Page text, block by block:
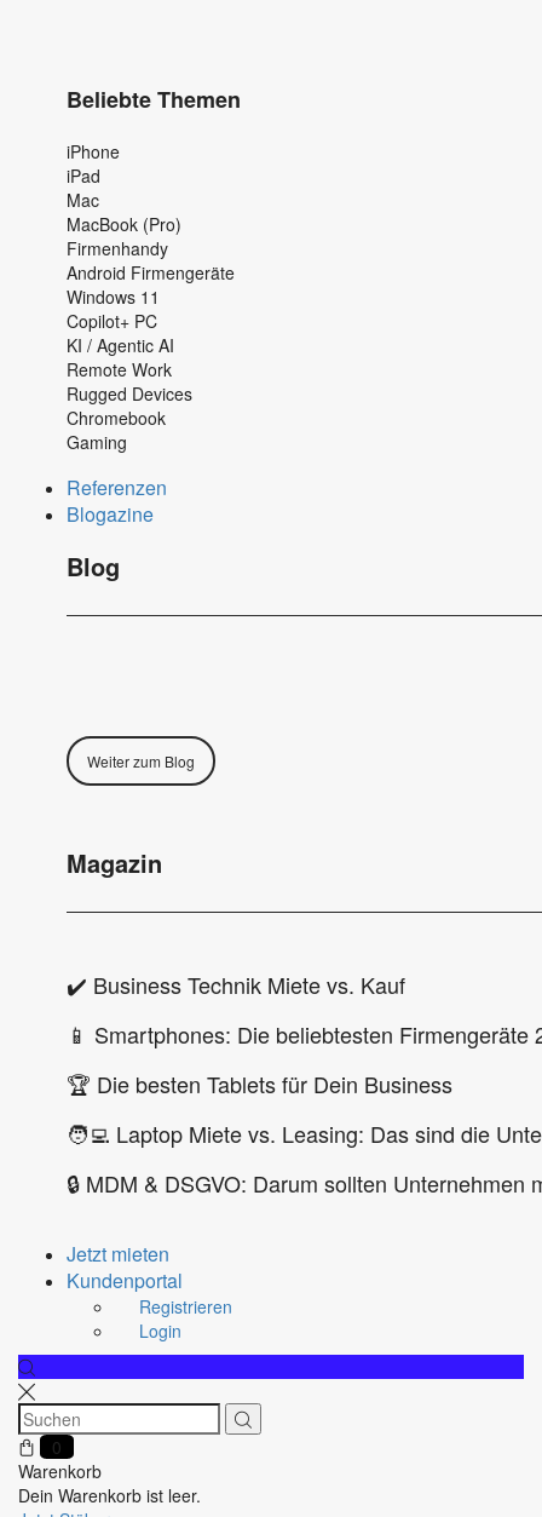
Beliebte Themen
iPhone
iPad
Mac
MacBook (Pro)
Firmenhandy
Android Firmengeräte
Windows 11
Copilot+ PC
KI / Agentic AI
Remote Work
Rugged Devices
Chromebook
Gaming
Referenzen
Blogazine
Blog
Weiter zum Blog
Magazin
✔️ Business Technik Miete vs. Kauf
📱 Smartphones: Die beliebtesten Firmengeräte
🏆 Die besten Tablets für Dein Business
🧑‍💻 Laptop Miete vs. Leasing: Das sind die
🔒 MDM & DSGVO: Darum sollten
Jetzt mieten
Kundenportal
Registrieren
Login
0
Warenkorb
Dein Warenkorb ist leer.